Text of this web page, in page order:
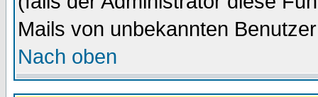
Mails von unbekannten
Nach oben